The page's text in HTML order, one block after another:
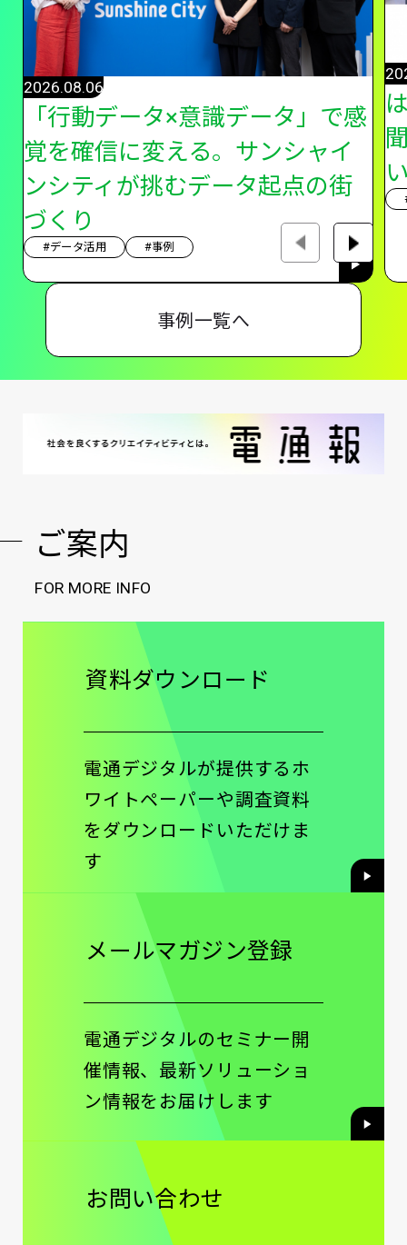
「行動データ×意識データ」で感
覚を確信に変える。サンシャイ
ンシティが挑むデータ起点の街
づくり
2026.08.06
#データ活用 #事例
事例一覧へ
ご案内
FOR MORE INFO
資料ダウンロード
電通デジタルが提供するホ
ワイトペーパーや調査資料
をダウンロードいただけま
す
メールマガジン登録
電通デジタルのセミナー開
催情報、最新ソリューショ
ン情報をお届けします
お問い合わせ